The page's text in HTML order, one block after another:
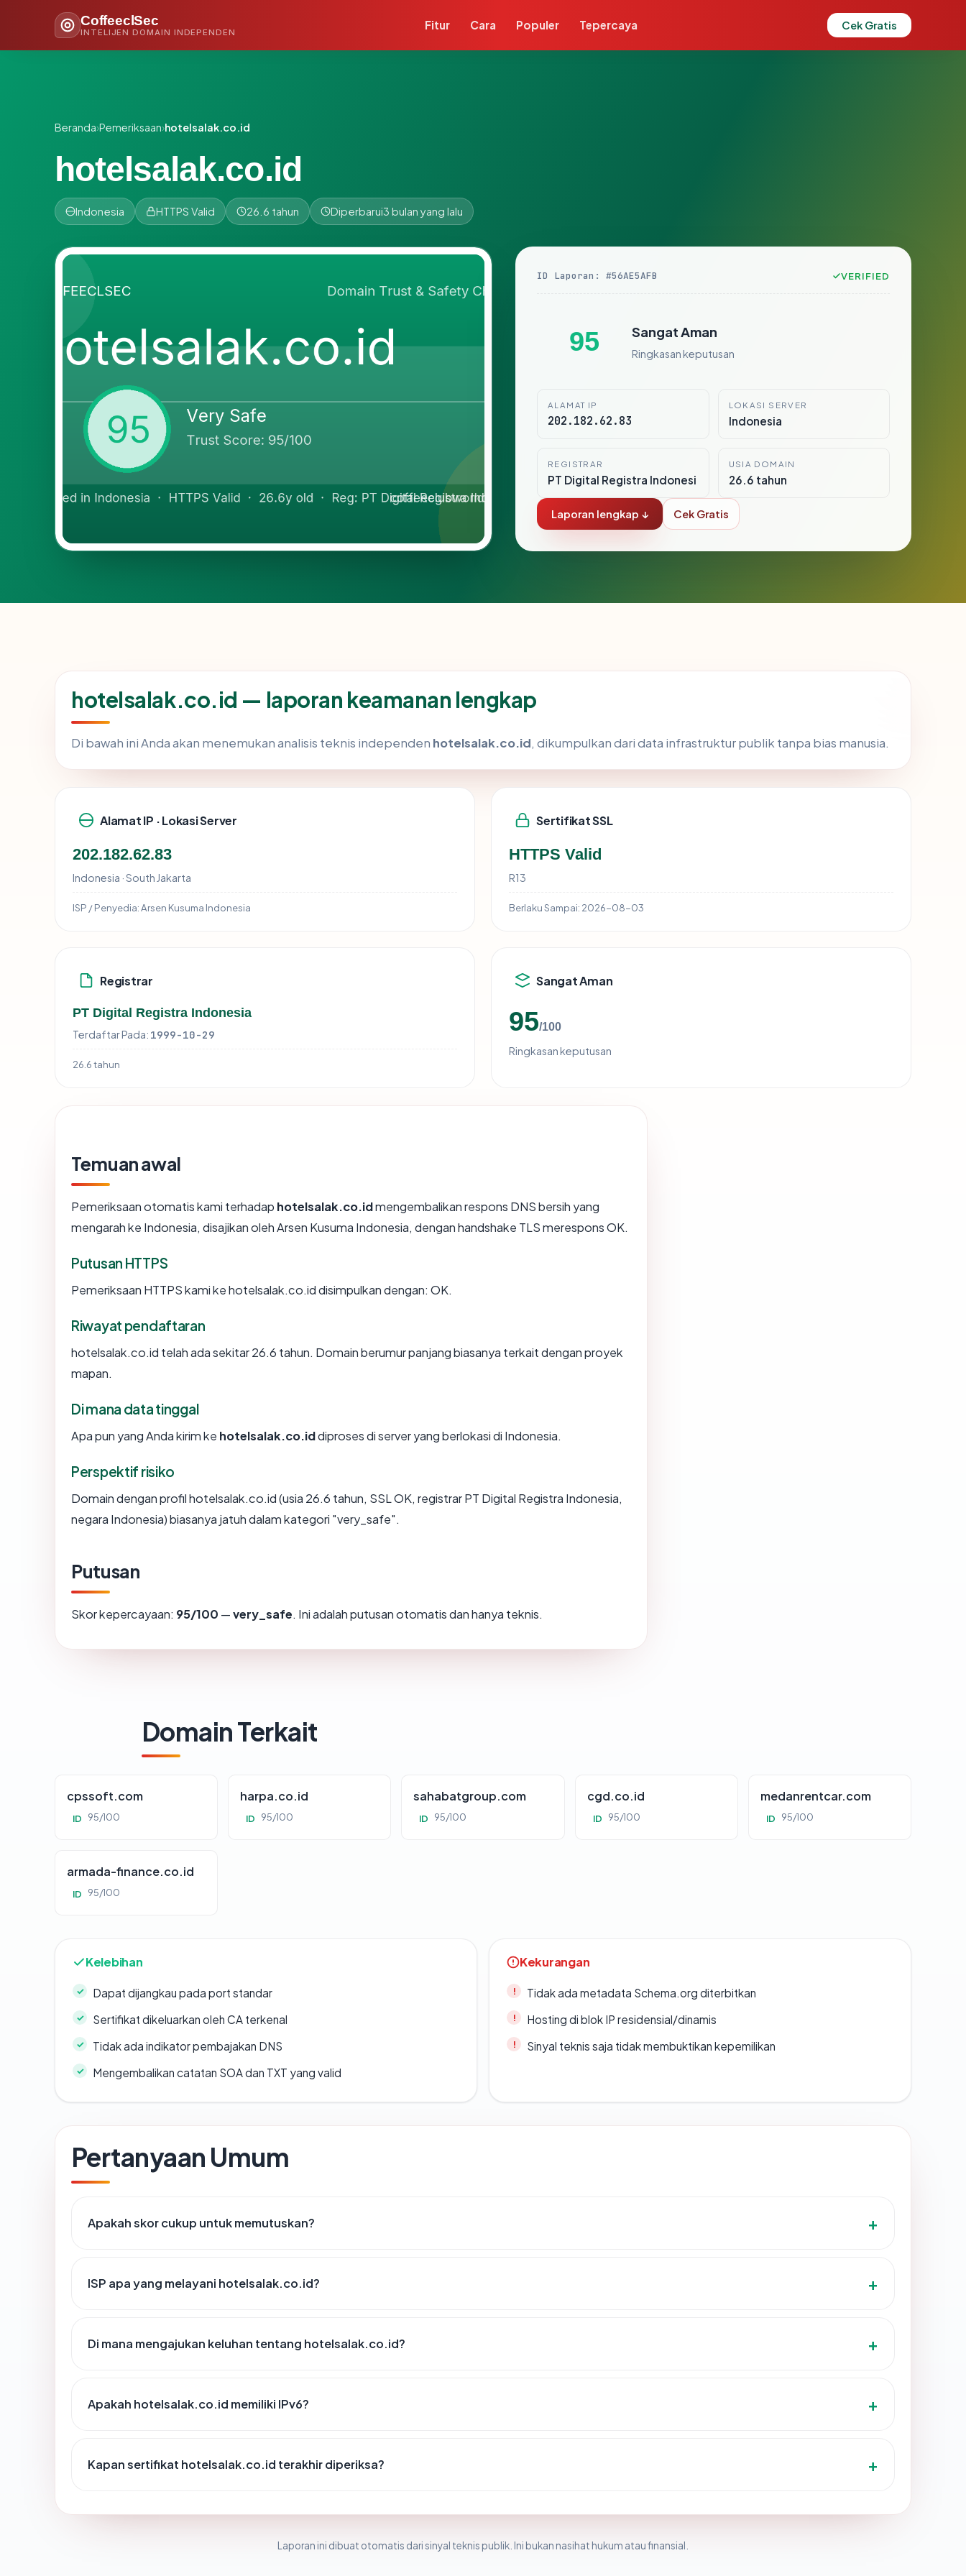
CoffeeclSec
INTELIJEN DOMAIN INDEPENDEN
Fitur Cara Populer Tepercaya Cek Gratis
Beranda›Pemeriksaan›hotelsalak.co.id
hotelsalak.co.id
Indonesia HTTPS Valid 26.6 tahun Diperbarui3 bulan yang lalu
ID Laporan: #56AE5AFB VERIFIED
95 Sangat Aman
Ringkasan keputusan
ALAMAT IP
202.182.62.83
LOKASI SERVER
Indonesia
REGISTRAR
PT Digital Registra Indonesi
USIA DOMAIN
26.6 tahun
Laporan lengkap ↓ Cek Gratis
hotelsalak.co.id — laporan keamanan lengkap
Di bawah ini Anda akan menemukan analisis teknis independen hotelsalak.co.id, dikumpulkan dari data infrastruktur publik tanpa bias manusia.
Alamat IP · Lokasi Server
202.182.62.83
Indonesia · South Jakarta
ISP / Penyedia:Arsen Kusuma Indonesia
Sertifikat SSL
HTTPS Valid
R13
Berlaku Sampai: 2026-08-03
Registrar
PT Digital Registra Indonesia
Terdaftar Pada: 1999-10-29
26.6 tahun
Sangat Aman
95/100
Ringkasan keputusan
Temuan awal
Pemeriksaan otomatis kami terhadap hotelsalak.co.idmengembalikan respons DNS bersih yang
mengarah ke Indonesia, disajikan oleh Arsen Kusuma Indonesia, dengan handshake TLS merespons OK.
Putusan HTTPS
Pemeriksaan HTTPS kami ke hotelsalak.co.id disimpulkan dengan: OK.
Riwayat pendaftaran
hotelsalak.co.id telah ada sekitar 26.6 tahun. Domain berumur panjang biasanya terkait dengan proyek
mapan.
Di mana data tinggal
Apa pun yang Anda kirim ke hotelsalak.co.iddiproses di server yang berlokasi di Indonesia.
Perspektif risiko
Domain dengan profil hotelsalak.co.id (usia 26.6 tahun, SSL OK, registrar PT Digital Registra Indonesia,
negara Indonesia) biasanya jatuh dalam kategori "very_safe".
Putusan
Skor kepercayaan: 95/100 —very_safe. Ini adalah putusan otomatis dan hanya teknis.
Domain Terkait
cpssoft.com
ID 95/100
harpa.co.id
ID 95/100
sahabatgroup.com
ID 95/100
cgd.co.id
ID 95/100
medanrentcar.com
ID 95/100
armada-finance.co.id
ID 95/100
Kelebihan
Dapat dijangkau pada port standar
Sertifikat dikeluarkan oleh CA terkenal
Tidak ada indikator pembajakan DNS
Mengembalikan catatan SOA dan TXT yang valid
Kekurangan
Tidak ada metadata Schema.org diterbitkan
Hosting di blok IP residensial/dinamis
Sinyal teknis saja tidak membuktikan kepemilikan
Pertanyaan Umum
Apakah skor cukup untuk memutuskan?
ISP apa yang melayani hotelsalak.co.id?
Di mana mengajukan keluhan tentang hotelsalak.co.id?
Apakah hotelsalak.co.id memiliki IPv6?
Kapan sertifikat hotelsalak.co.id terakhir diperiksa?
Laporan ini dibuat otomatis dari sinyal teknis publik. Ini bukan nasihat hukum atau finansial.